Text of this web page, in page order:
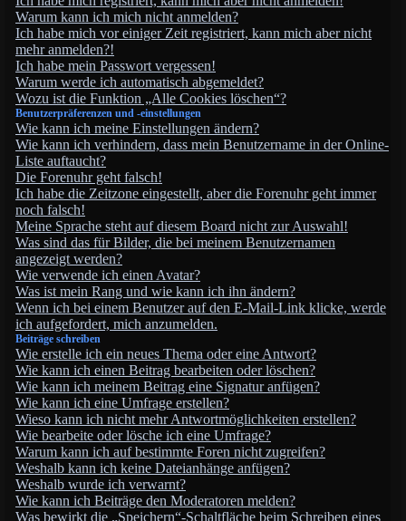
Warum kann ich mich nicht anmelden?
Ich habe mich vor einiger Zeit registriert, kann mich aber nicht
mehr anmelden?!
Ich habe mein Passwort vergessen!
Warum werde ich automatisch abgemeldet?
Wozu ist die Funktion „Alle Cookies löschen“?
Benutzerpräferenzen und -einstellungen
Wie kann ich meine Einstellungen ändern?
Wie kann ich verhindern, dass mein Benutzername in der Online-
Liste auftaucht?
Die Forenuhr geht falsch!
Ich habe die Zeitzone eingestellt, aber die Forenuhr geht immer
noch falsch!
Meine Sprache steht auf diesem Board nicht zur Auswahl!
Was sind das für Bilder, die bei meinem Benutzernamen
angezeigt werden?
Wie verwende ich einen Avatar?
Was ist mein Rang und wie kann ich ihn ändern?
Wenn ich bei einem Benutzer auf den E-Mail-Link klicke, werde
ich aufgefordert, mich anzumelden.
Beiträge schreiben
Wie erstelle ich ein neues Thema oder eine Antwort?
Wie kann ich einen Beitrag bearbeiten oder löschen?
Wie kann ich meinem Beitrag eine Signatur anfügen?
Wie kann ich eine Umfrage erstellen?
Wieso kann ich nicht mehr Antwortmöglichkeiten erstellen?
Wie bearbeite oder lösche ich eine Umfrage?
Warum kann ich auf bestimmte Foren nicht zugreifen?
Weshalb kann ich keine Dateianhänge anfügen?
Weshalb wurde ich verwarnt?
Wie kann ich Beiträge den Moderatoren melden?
Was bewirkt die „Speichern“-Schaltfläche beim Schreiben eines